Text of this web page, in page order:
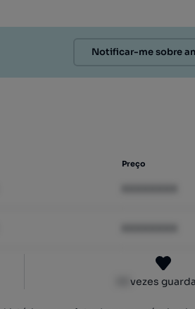
Notificar-me sobre
Preço
vezes